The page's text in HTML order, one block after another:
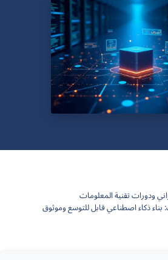
ودورات تقنية المعلومات
ذكاء اصطناعي قابل للتوسع وموثوق